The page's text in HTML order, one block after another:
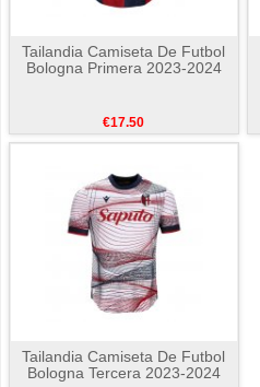
Tailandia Camiseta De Futbol
Bologna Primera 2023-2024
€17.50
Tailandia Camiseta De Futbol
Bologna Tercera 2023-2024